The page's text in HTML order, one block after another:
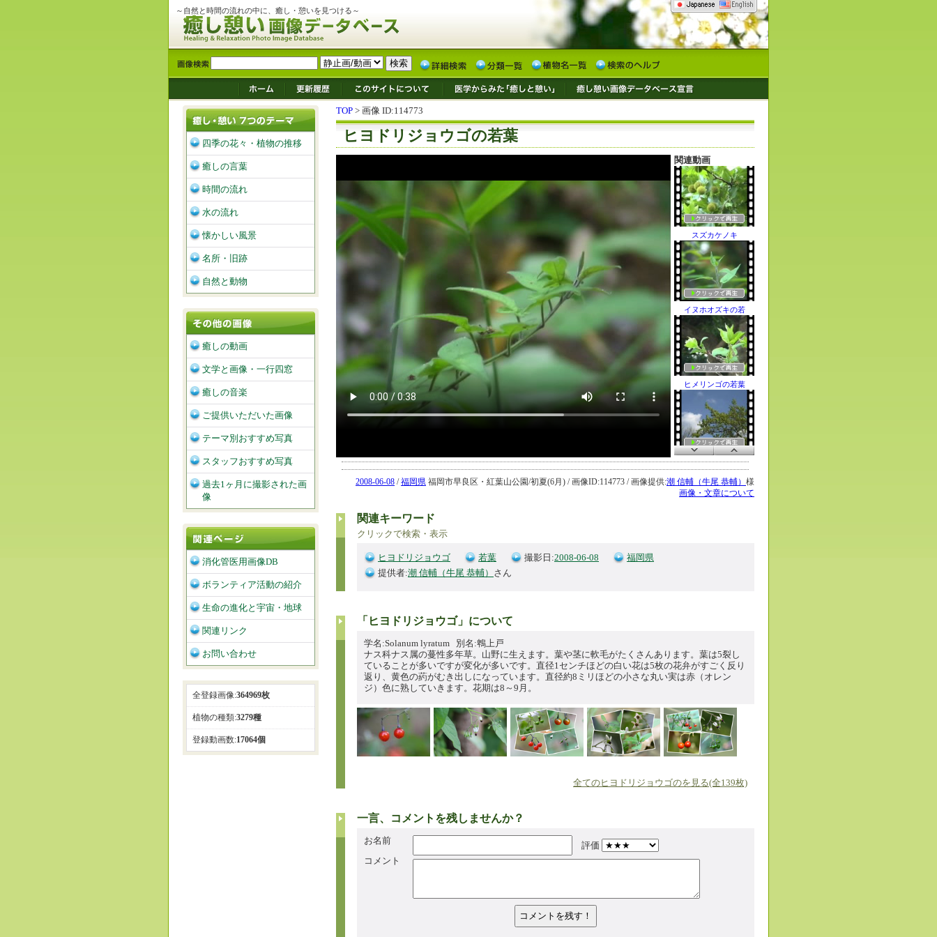
～自然と時間の流れの中に、癒し・憩いを見つける～
TOP > 画像 ID:114773
ヒヨドリジョウゴの若葉
関連動画
スズカケノキ
イヌホオズキの若
ヒメリンゴの若葉
モミジの若葉
トウカエデの若葉
2008-06-08 /福岡県 福岡市早良区・紅葉山公園/初夏(6月) / 画像ID:114773 / 画像提供:潮 信輔（牛尾 恭輔） 様
画像・文章について
関連キーワード
クリックで検索・表示
ヒヨドリジョウゴ 若葉 撮影日:2008-06-08
福岡県
提供者:潮 信輔（牛尾 恭輔） さん
「ヒヨドリジョウゴ」について
学名:Solanum lyratum 別名:鵯上戸
ナス科ナス属の蔓性多年草。山野に生えます。葉や茎に軟毛がたくさんあります。葉は5裂し
ていることが多いですが変化が多いです。直径1センチほどの白い花は5枚の花弁がすごく反り
返り、黄色の葯がむき出しになっています。直径約8ミリほどの小さな丸い実は赤（オレン
ジ）色に熟していきます。花期は8～9月。
全てのヒヨドリジョウゴのを見る(全139枚)
一言、コメントを残しませんか？
お名前
評価
コメント
四季の花々・植物の推移
癒しの言葉
時間の流れ
水の流れ
懐かしい風景
名所・旧跡
自然と動物
癒しの動画
文学と画像・一行四窓
癒しの音楽
ご提供いただいた画像
テーマ別おすすめ写真
スタッフおすすめ写真
過去1ヶ月に撮影された画
像
消化管医用画像DB
ボランティア活動の紹介
生命の進化と宇宙・地球
関連リンク
お問い合わせ
全登録画像:364969枚
植物の種類:3279種
登録動画数:17064個